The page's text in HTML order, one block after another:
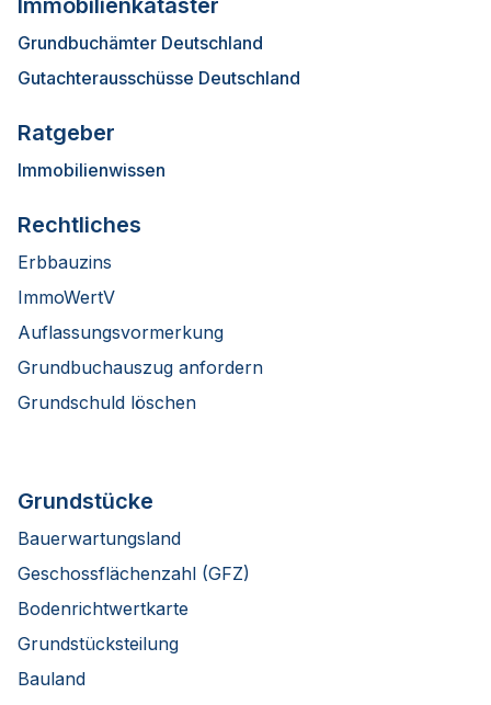
Grundbuchämter Deutschland
Gutachterausschüsse Deutschland
Ratgeber
Immobilienwissen
Rechtliches
Erbbauzins
ImmoWertV
Auflassungsvormerkung
Grundbuchauszug anfordern
Grundschuld löschen
Grundstücke
Bauerwartungsland
Geschossflächenzahl (GFZ)
Bodenrichtwertkarte
Grundstücksteilung
Bauland